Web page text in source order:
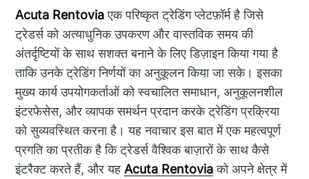
Acuta Rentoviaएक परिष्कृत ट्रेडिंग प्लेटफ़ॉर्म है जिसे
ट्रेडर्स को अत्याधुनिक उपकरण और वास्तविक समय की
अंतर्दृष्टियों के साथ सशक्त बनाने के लिए डिज़ाइन किया गया है
ताकि उनके ट्रेडिंग निर्णयों का अनुकूलन किया जा सके। इसका
मुख्य कार्य उपयोगकर्ताओं को स्वचालित समाधान, अनुकूलनशील
इंटरफेसेस, और व्यापक समर्थन प्रदान करके ट्रेडिंग प्रक्रिया
को सुव्यवस्थित करना है। यह नवाचार इस बात में एक महत्वपूर्ण
प्रगति का प्रतीक है कि ट्रेडर्स वैश्विक बाज़ारों के साथ कैसे
इंटरैक्ट करते हैं, और यहAcuta Rentoviaको अपने क्षेत्र में